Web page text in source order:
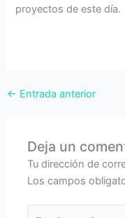
proyectos de este día.
← Entrada anterior
Deja un
Tu dirección de
Los campos